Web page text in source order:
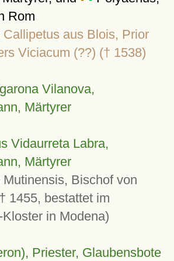
Rom
Callipetus aus Blois, Prior
Viciacum (??) († 1538)
Vilanova,
Märtyrer
Vidaurreta Labra,
Märtyrer
Bischof von
1455, bestattet im
in Modena)
Priester, Glaubensbote